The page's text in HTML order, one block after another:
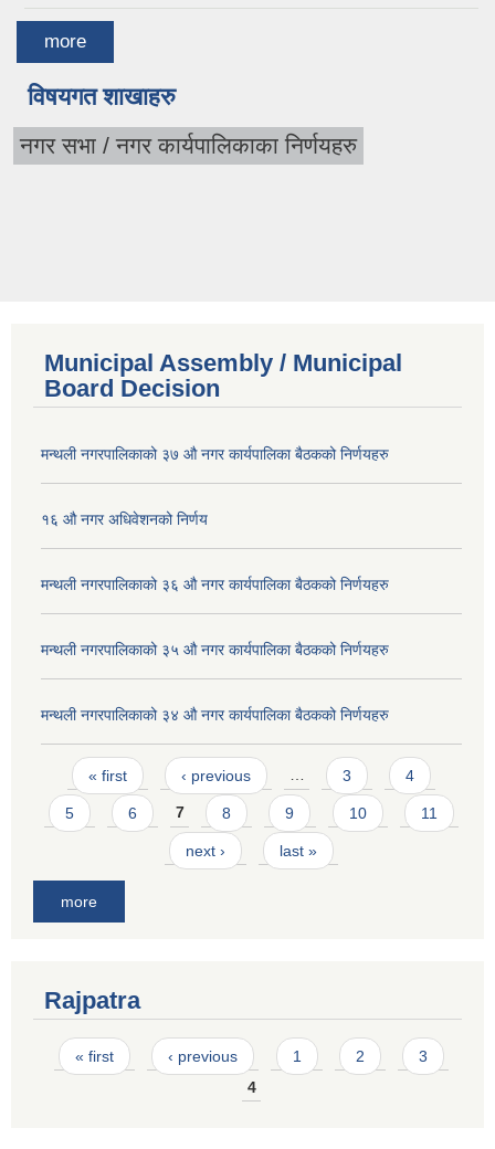
more
विषयगत शाखाहरु
नगर सभा / नगर कार्यपालिकाका निर्णयहरु
Municipal Assembly / Municipal
Board Decision
मन्थली नगरपालिकाको ३७ औ नगर कार्यपालिका बैठकको निर्णयहरु
१६ औ नगर अधिवेशनको निर्णय
मन्थली नगरपालिकाको ३६ औ नगर कार्यपालिका बैठकको निर्णयहरु
मन्थली नगरपालिकाको ३५ औ नगर कार्यपालिका बैठकको निर्णयहरु
मन्थली नगरपालिकाको ३४ औ नगर कार्यपालिका बैठकको निर्णयहरु
Pages
« first ‹ previous … 3 4
5 6 7 8 9 10 11
next › last »
more
Rajpatra
Pages
« first ‹ previous 1 2
3
4